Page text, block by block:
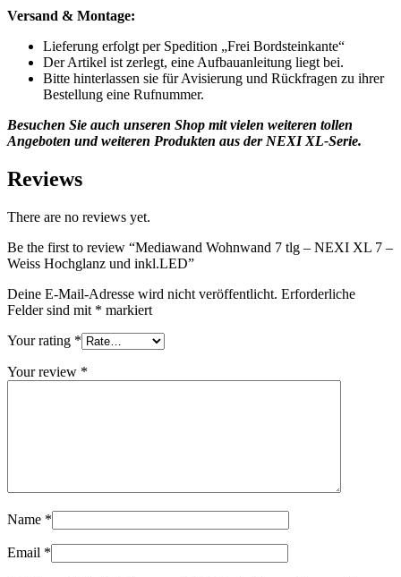
Versand & Montage:
Lieferung erfolgt per Spedition „Frei Bordsteinkante“
Der Artikel ist zerlegt, eine Aufbauanleitung liegt bei.
Bitte hinterlassen sie für Avisierung und Rückfragen zu ihrer
Bestellung eine Rufnummer.
Besuchen Sie auch unseren Shop mit vielen weiteren tollen
Angeboten und weiteren Produkten aus der NEXI XL-Serie.
Reviews
There are no reviews yet.
Be the first to review “Mediawand Wohnwand 7 tlg – NEXI XL 7 –
Weiss Hochglanz und inkl.LED”
Deine E-Mail-Adresse wird nicht veröffentlicht. Erforderliche
Felder sind mit * markiert
Your rating *
Your review *
Name *
Email *